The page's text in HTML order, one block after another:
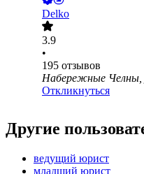
Delko
3.9
•
195 отзывов
Набережные Челны,
Откликнуться
Другие
ведущий юрист
младший юрист